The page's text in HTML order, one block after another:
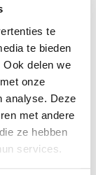
te
te bieden
delen we
onze
analyse. Deze
met andere
ze hebben
services.
- Hoogte 96 cm